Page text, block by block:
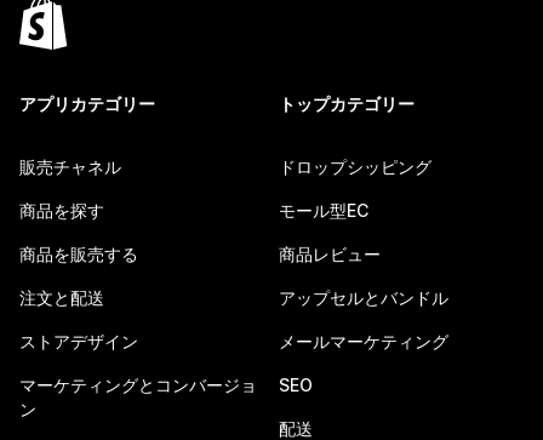
アプリカテゴリー
販売チャネル
商品を探す
商品を販売する
注文と配送
ストアデザイン
マーケティングとコンバージョ
ン
トップカテゴリー
ドロップシッピング
モール型EC
商品レビュー
アップセルとバンドル
メールマーケティング
SEO
配送